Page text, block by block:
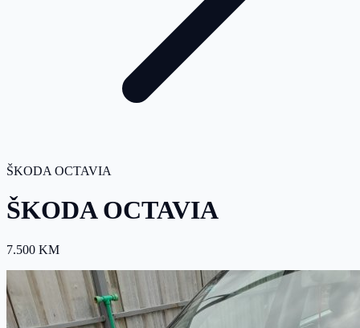
ŠKODA OCTAVIA
ŠKODA OCTAVIA
7.500 KM